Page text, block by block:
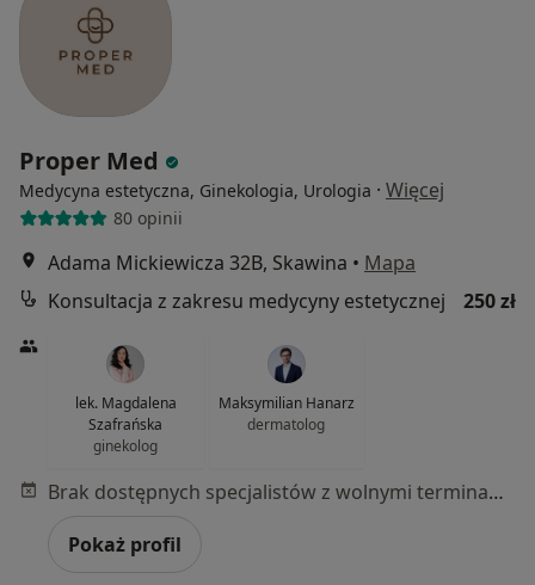
Proper Med
Medycyna estetyczna, Ginekologia, Urologia · Więcej
80 opinii
Adama Mickiewicza 32B, Skawina • Mapa
Konsultacja z zakresu medycyny estetycznej
250 zł
lek. Magdalena
Szafrańska
ginekolog
Maksymilian Hanarz
dermatolog
Brak dostępnych specjalistów z wolnymi terminami w tym centrum medycznym.
Pokaż profil